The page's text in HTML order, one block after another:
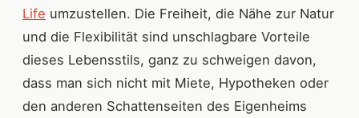
Life umzustellen. Die Freiheit, die Nähe zur Natur
und die Flexibilität sind unschlagbare Vorteile
dieses Lebensstils, ganz zu schweigen davon,
dass man sich nicht mit Miete, Hypotheken oder
den anderen Schattenseiten des Eigenheims